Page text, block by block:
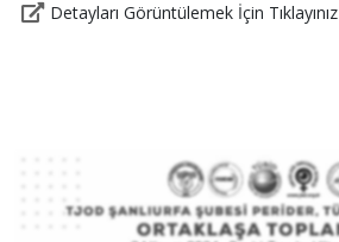
Detayları Görüntülemek İçin Tıklayınız